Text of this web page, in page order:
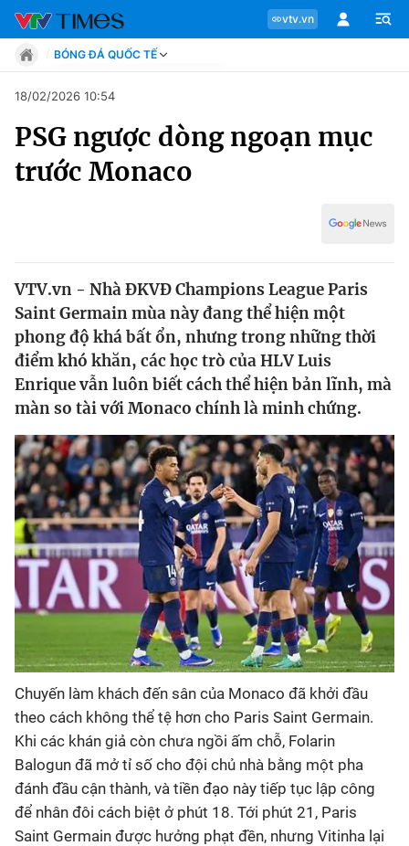
vtv.vn
Chuyên mục
Tin tức
Phong cách
Chân dung
Sự kiện
Bóng đá
Thể thao Điện tử
Các môn khác
VIDEO
Bên lề
BÓNG ĐÁ QUỐC TẾ
Move
Phong cách
Chân dung
Sự kiện
Bên lề
18/02/2026 10:54
PSG ngược dòng ngoạn mục
trước Monaco
VTV.vn - Nhà ĐKVĐ Champions League Paris
Saint Germain mùa này đang thể hiện một
phong độ khá bất ổn, nhưng trong những thời
điểm khó khăn, các học trò của HLV Luis
Enrique vẫn luôn biết cách thể hiện bản lĩnh, mà
màn so tài với Monaco chính là minh chứng.
Chuyến làm khách đến sân của Monaco đã khởi đầu
theo cách không thể tệ hơn cho Paris Saint Germain.
Khi các khán giả còn chưa ngồi ấm chỗ, Folarin
Balogun đã mở tỉ số cho đội chủ nhà bằng một pha
đánh đầu cận thành, và tiền đạo này tiếp tục lập công
để nhân đôi cách biệt ở phút 18. Tới phút 21, Paris
Saint Germain được hưởng phạt đền, nhưng Vitinha lại